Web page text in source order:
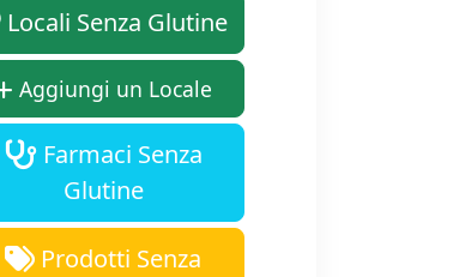
Locali Senza Glutine
Aggiungi un Locale
Farmaci Senza
Glutine
Prodotti Senza